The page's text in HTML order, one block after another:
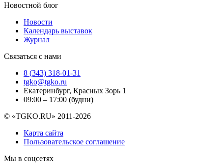
Новостной блог
Новости
Календарь выставок
Журнал
Связаться с нами
8 (343) 318-01-31
tgko@tgko.ru
Екатеринбург, Красных Зорь 1
09:00 – 17:00 (будни)
© «TGKO.RU» 2011-2026
Карта сайта
Пользовательское соглашение
Мы в соцсетях